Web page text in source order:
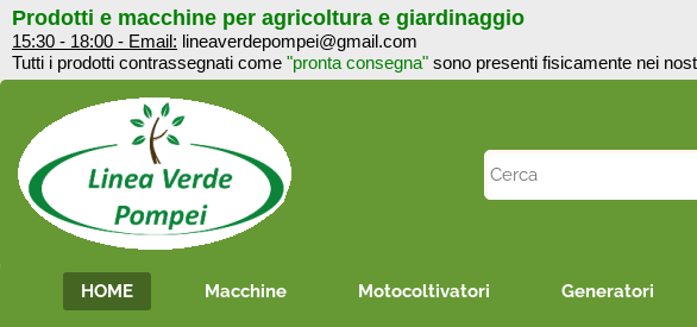
Prodotti e macchine per agricoltura e giardinaggio Per info su
15:30 - 18:00 - Email: lineaverdepompei@gmail.com
Tutti i prodotti contrassegnati come "pronta consegna" sono
HOME Macchine Motocoltivatori Generatori